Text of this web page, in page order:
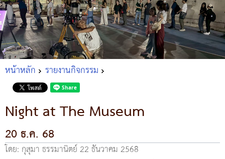
หน้าหลัก รายงานกิจกรรม
Night at The Museum
20 ธ.ค. 68
โดย: กุสุมา ธรรมานิตย์22 ธันวาคม 2568